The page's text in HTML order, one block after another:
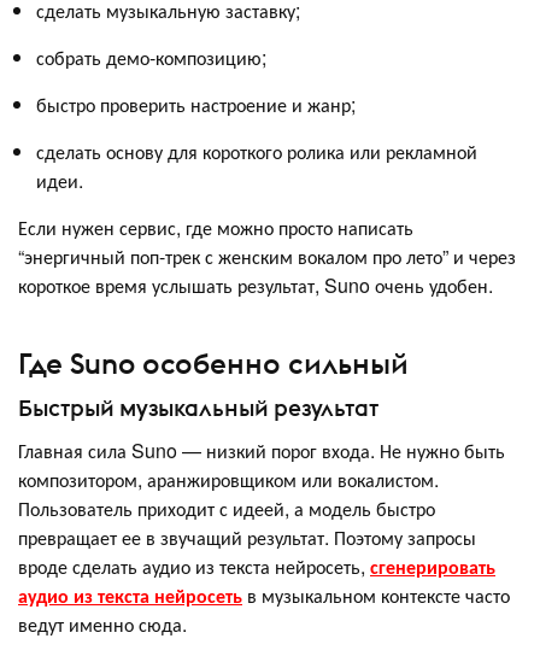
сделать музыкальную заставку;
собрать демо-композицию;
быстро проверить настроение и жанр;
сделать основу для короткого ролика или рекламной
идеи.
Если нужен сервис, где можно просто написать
“энергичный поп-трек с женским вокалом про лето” и через
короткое время услышать результат, Suno очень удобен.
Где Suno особенно сильный
Быстрый музыкальный результат
Главная сила Suno — низкий порог входа. Не нужно быть
композитором, аранжировщиком или вокалистом.
Пользователь приходит с идеей, а модель быстро
превращает ее в звучащий результат. Поэтому запросы
вроде сделать аудио из текста нейросеть, сгенерировать
аудио из текста нейросеть в музыкальном контексте часто
ведут именно сюда.